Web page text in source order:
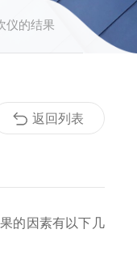
仪的结果
的因素有以下几
返回列表